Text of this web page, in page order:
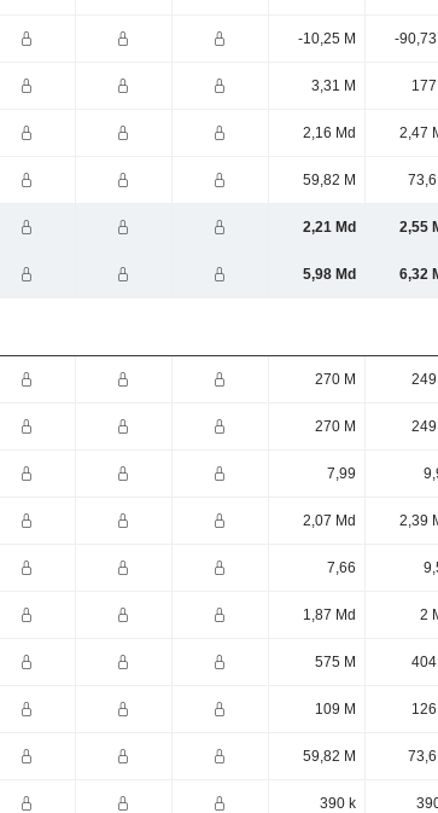
-10,25 M -90,73
3,31 M 177
2,16 Md 2,47
59,82 M 73,6
2,21 Md 2,55
5,98 Md 6,32
270 M 249
270 M 249
7,99
2,07 Md 2,39
7,66
1,87 Md 2
575 M 404
109 M 126
59,82 M 73,6
390 k